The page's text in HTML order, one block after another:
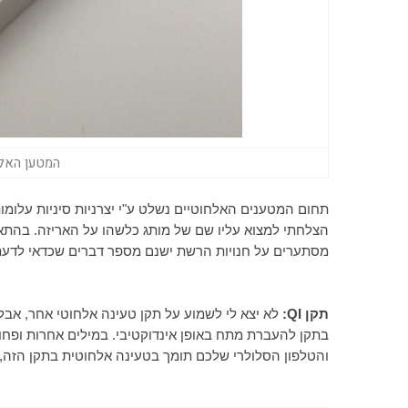
המטען
תחום המטענים האלחוטיים נשלט ע"י יצרניות סיניות
מסתערים על חנויות הרשת ישנם מספר דברים שכדאי
תקן QI
: לא יצא לי לשמוע על תקן טעינה אלחוטי אחר,
בתקן להעברת מתח באופן אינדוקטיבי. במילים אחרות
והטלפון הסלולרי שלכם תומך בטעינה אלחוטית בתקן